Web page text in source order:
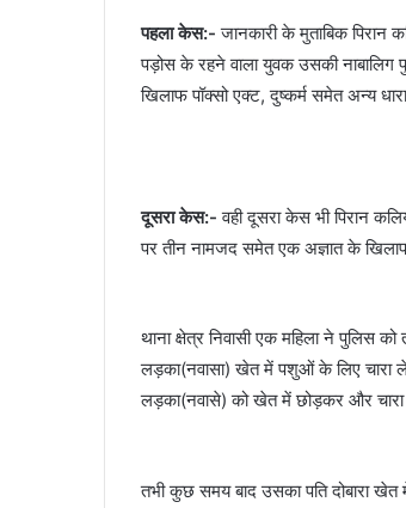
पहला केस:- जानकारी के मुताबिक पिरान
पड़ोस के रहने वाला युवक उसकी नाबालिग
खिलाफ पॉक्सो एक्ट, दुष्कर्म समेत अन्य
दूसरा केस:- वही दूसरा केस भी पिरान
पर तीन नामजद समेत एक अज्ञात के
थाना क्षेत्र निवासी एक महिला ने पुलिस
लड़का(नवासा) खेत में पशुओं के लिए चारा
लड़का(नवासे) को खेत में छोड़कर और
तभी कुछ समय बाद उसका पति दोबारा